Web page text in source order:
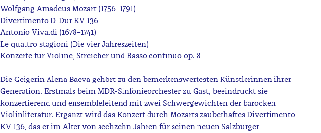
Wolfgang Amadeus Mozart (1756–1791)
Divertimento D-Dur KV 136
Antonio Vivaldi (1678–1741)
Le quattro stagioni (Die vier Jahreszeiten)
Konzerte für Violine, Streicher und Basso continuo op. 8
Die Geigerin Alena Baeva gehört zu den bemerkenswertesten Künstlerinnen ihrer
Generation. Erstmals beim MDR-Sinfonieorchester zu Gast, beeindruckt sie
konzertierend und ensembleleitend mit zwei Schwergewichten der barocken
Violinliteratur. Ergänzt wird das Konzert durch Mozarts zauberhaftes Divertimento
KV 136, das er im Alter von sechzehn Jahren für seinen neuen Salzburger